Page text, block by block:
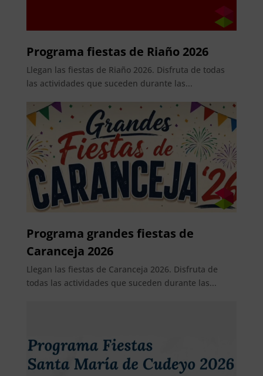
Programa fiestas de Riaño 2026
Llegan las fiestas de Riaño 2026. Disfruta de todas
las actividades que suceden durante las...
Programa grandes fiestas de
Caranceja 2026
Llegan las fiestas de Caranceja 2026. Disfruta de
todas las actividades que suceden durante las...